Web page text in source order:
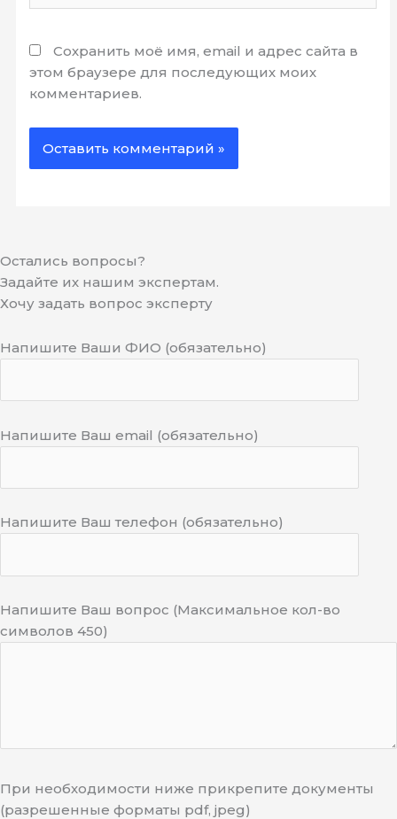
Сохранить моё имя, email и адрес сайта в
этом браузере для последующих моих
комментариев.
Остались вопросы?
Задайте их нашим экспертам.
Хочу задать вопрос эксперту
Напишите Ваши ФИО (обязательно)
Напишите Ваш email (обязательно)
Напишите Ваш телефон (обязательно)
Напишите Ваш вопрос (Максимальное кол-во
символов 450)
При необходимости ниже прикрепите документы
(разрешенные форматы pdf, jpeg)